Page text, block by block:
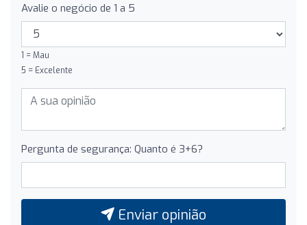
Avalie o negócio de 1 a 5
1 = Mau
5 = Excelente
Pergunta de segurança: Quanto é 3+6?
Enviar opinião